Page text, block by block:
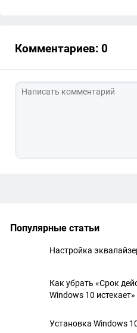
Популярные статьи
Настройка
Как убрать «Срок
Windows 10 истекает»
Установка Windows
Комментариев: 0